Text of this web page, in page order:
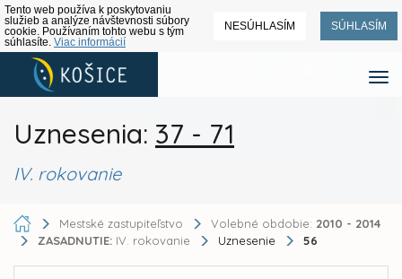
Tento web používa k poskytovaniu
služieb a analýze návštevnosti súbory
cookie. Používaním tohto webu s tým
súhlasíte. Viac informácií
NESÚHLASÍM SÚHLASÍM
Uznesenia: 37 - 71
IV. rokovanie
Mestské zastupiteľstvo Volebné obdobie: 2010 - 2014
ZASADNUTIE: IV. rokovanie Uznesenie 56